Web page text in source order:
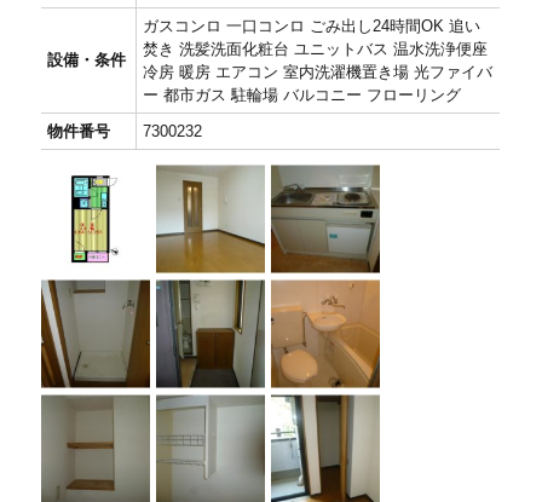
設備・条件
ガスコンロ 一口コンロ ごみ出し24時間OK 追い
焚き 洗髪洗面化粧台 ユニットバス 温水洗浄便座
冷房 暖房 エアコン 室内洗濯機置き場 光ファイバ
ー 都市ガス 駐輪場 バルコニー フローリング
物件番号
7300232